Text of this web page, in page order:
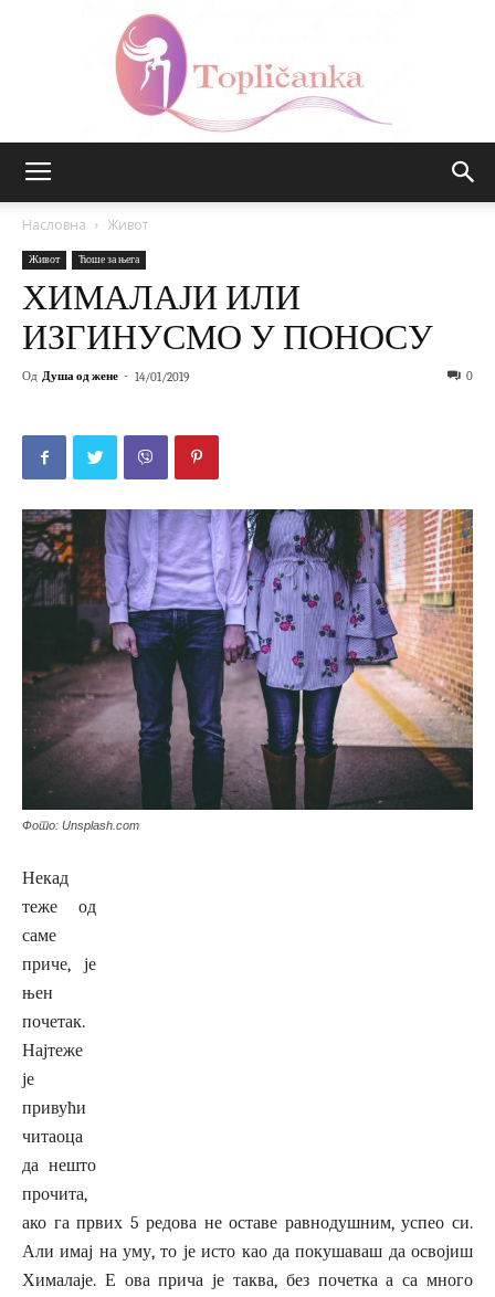
Насловна Живот
Живот Ћоше за њега
ХИМАЛАЈИ ИЛИ
ИЗГИНУСМО У ПОНОСУ
Од Душа од жене - 14/01/2019 0
Фото: Unsplash.com
Некад
теже од
саме
приче, је
њен
почетак.
Најтеже
је
привући
читаоца
да нешто
прочита,
ако га првих 5 редова не оставе равнодушним, успео си.
Али имај на уму, то је исто као да покушаваш да освојиш
Хималаје. Е ова прича је таква, без почетка а са много